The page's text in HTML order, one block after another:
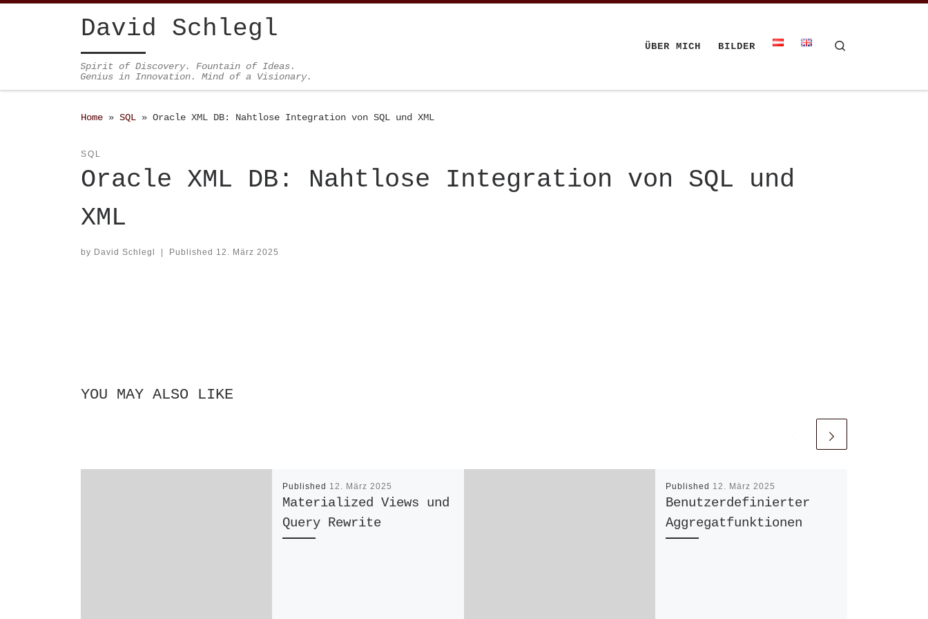
Skip to contentDavid Schlegl
Spirit of Discovery. Fountain of Ideas.
Genius in Innovation. Mind of a Visionary.
ÜBER MICH BILDER
Home » SQL » Oracle XML DB: Nahtlose Integration von SQL und XML
SQL
Oracle XML DB: Nahtlose Integration von SQL und
XML
by David Schlegl | Published 12. März 2025
YOU MAY ALSO LIKE
Published 12. März 2025
Materialized Views und
Query Rewrite
Published 12. März 2025
Benutzerdefinierter
Aggregatfunktionen